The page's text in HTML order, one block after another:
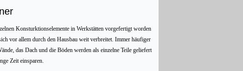
Konsturktionselemente in Werkstätten vorgefertigt worden
vor allem durch den Hausbau weit verbreitet. Immer häufiger
das Dach und die Böden werden als einzelne Teile geliefert
Zeit einsparen.